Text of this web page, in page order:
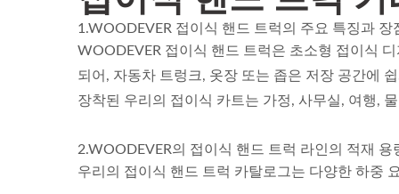
1.WOODEVER 접이식 핸드 트럭의 주요 특징과 장
WOODEVER 접이식 핸드 트럭은 초소형 접이식
되어, 자동차 트렁크, 옷장 또는 좁은 저장 공간에
장착된 우리의 접이식 카트는 가정, 사무실, 여행,
2.WOODEVER의 접이식 핸드 트럭 라인의 적재 용
우리의 접이식 핸드 트럭 카탈로그는 다양한 하중